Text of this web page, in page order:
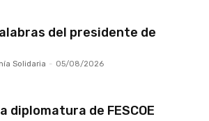
del presidente de
Solidaria - 05/08/2026
diplomatura de FESCOE